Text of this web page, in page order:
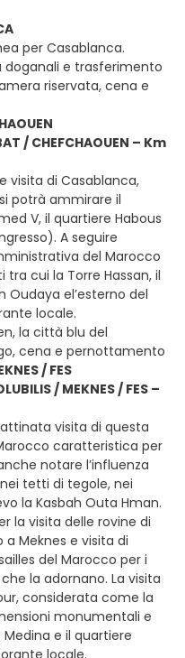
per Casablanca.
doganali e trasferimento
riservata, cena e
/ CHEFCHAOUEN – Km
visita di Casablanca,
potrà ammirare il
V, il quartiere Habous
A seguire
del Marocco
cui la Torre Hassan, il
Oudaya el’esterno del
locale.
la città blu del
cena e pernottamento
/ FES
/ MEKNES / FES –
visita di questa
caratteristica per
notare l’influenza
tetti di tegole, nei
la Kasbah Outa Hman.
la visita delle rovine di
a Meknes e visita di
del Marocco per i
la adornano. La visita
considerata come la
monumentali e
e il quartiere
locale.